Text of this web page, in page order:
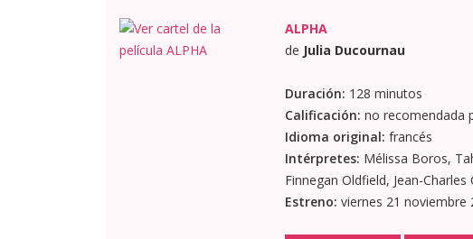
ALPHA
de Julia Ducournau
Duración: 128 minutos
Calificación: no recomendada
Idioma original: francés
Intérpretes: Mélissa Boros,
Finnegan Oldfield, Jean-Charles
Estreno: viernes 21 noviembre